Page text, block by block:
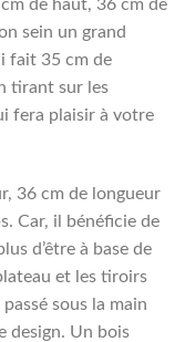
de haut, 36 cm de
sein un grand
fait 35 cm de
tirant sur les
fera plaisir à votre
36 cm de longueur
Car, il bénéficie de
d’être à base de
et les tiroirs
passé sous la main
design. Un bois